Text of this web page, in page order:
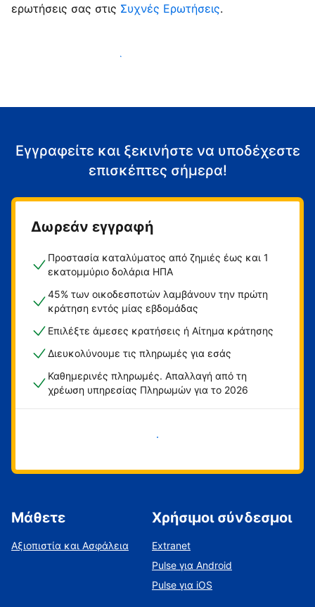
ερωτήσεις σας στις Συχνές Ερωτήσεις.
Αρχίστε να υποδέχεστε επισκέπτες
Εγγραφείτε και ξεκινήστε να υποδέχεστε
επισκέπτες σήμερα!
Δωρεάν εγγραφή
Προστασία καταλύματος από ζημιές έως και 1
εκατομμύριο δολάρια ΗΠΑ
45% των οικοδεσποτών λαμβάνουν την πρώτη
κράτηση εντός μίας εβδομάδας
Επιλέξτε άμεσες κρατήσεις ή Αίτημα κράτησης
Διευκολύνουμε τις πληρωμές για εσάς
Καθημερινές πληρωμές. Απαλλαγή από τη
χρέωση υπηρεσίας Πληρωμών για το 2026
Ξεκινήστε τώρα
Μάθετε
Αξιοπιστία και Ασφάλεια
Χρήσιμοι σύνδεσμοι
Extranet
Pulse για Android
Pulse για iOS